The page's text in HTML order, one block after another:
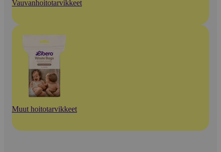
Vauvanhoitotarvikkeet
Muut hoitotarvikkeet